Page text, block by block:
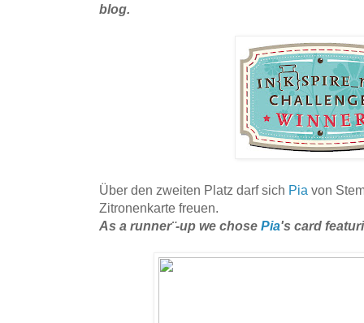
blog.
Über den zweiten Platz darf sich Pia von
Zitronenkarte freuen.
As a runner¨-up we chose Pia's card